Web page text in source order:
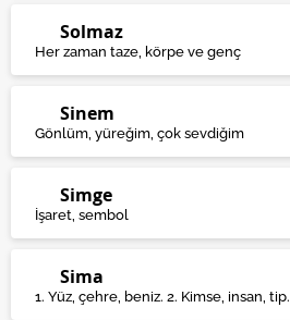
Solmaz
Her zaman taze, körpe ve genç
Sinem
Gönlüm, yüreğim, çok sevdiğim
Simge
İşaret, sembol
Sima
1. Yüz, çehre, beniz. 2. Kimse, insan, tip.